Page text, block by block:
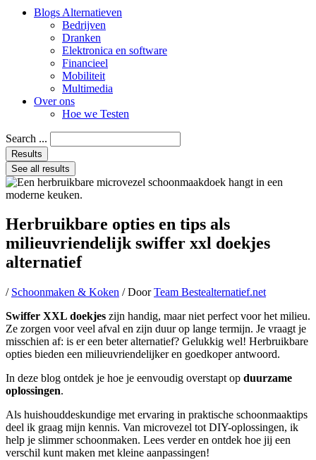
Blogs Alternatieven
Bedrijven
Dranken
Elektronica en software
Financieel
Mobiliteit
Multimedia
Over ons
Hoe we Testen
Search ...
Results
See all results
Herbruikbare opties en tips als
milieuvriendelijk swiffer xxl doekjes
alternatief
/ Schoonmaken & Koken / DoorTeam Bestealternatief.net
Swiffer XXL doekjes zijn handig, maar niet perfect voor het milieu.
Ze zorgen voor veel afval en zijn duur op lange termijn. Je vraagt je
misschien af: is er een beter alternatief? Gelukkig wel! Herbruikbare
opties bieden een milieuvriendelijker en goedkoper antwoord.
In deze blog ontdek je hoe je eenvoudig overstapt op duurzame
oplossingen.
Als huishouddeskundige met ervaring in praktische schoonmaaktips
deel ik graag mijn kennis. Van microvezel tot DIY-oplossingen, ik
help je slimmer schoonmaken. Lees verder en ontdek hoe jij een
verschil kunt maken met kleine aanpassingen!